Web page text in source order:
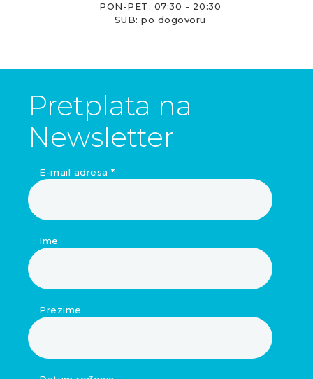
PON-PET: 07:30 - 20:30
SUB: po dogovoru
Pretplata na
Newsletter
E-mail adresa *
Ime
Prezime